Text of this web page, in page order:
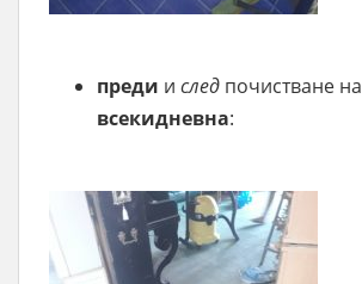
преди и след почистване на
всекидневна: